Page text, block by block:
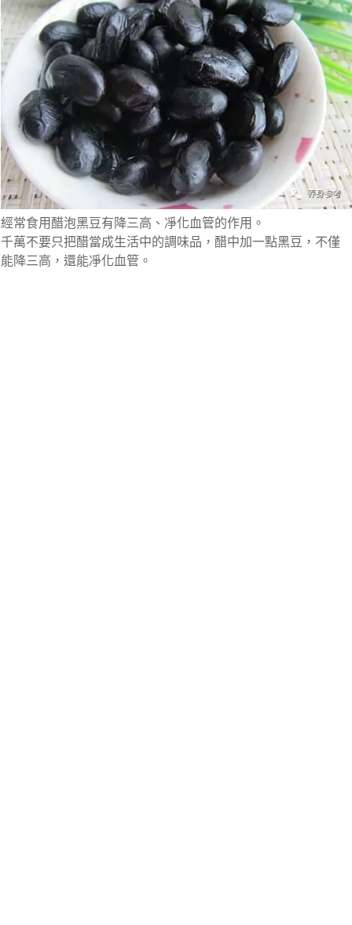
經常食用醋泡黑豆有降三高、凈化血管的作用。
千萬不要只把醋當成生活中的調味品，醋中加一點黑豆，不僅
能降三高，還能凈化血管。